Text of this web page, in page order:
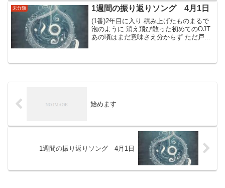
弱判定）に抵抗がなくなってきた。強弱
判定は、要は、...
未分類 1週間の振り返りソング 4月1日
(1番)2年目に入り 積み上げたものまるで
泡のように 消え飛び散った初めてのOJT
あの頃はまだ意味さえ分からず ただ戸惑
始めます
1週間の振り返りソング 4月1日